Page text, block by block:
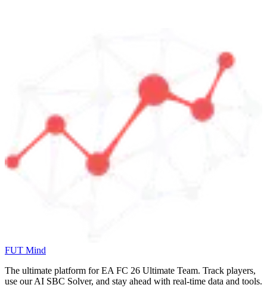
FUT Mind
The ultimate platform for EA FC 26 Ultimate Team. Track players,
use our AI SBC Solver, and stay ahead with real-time data and tools.